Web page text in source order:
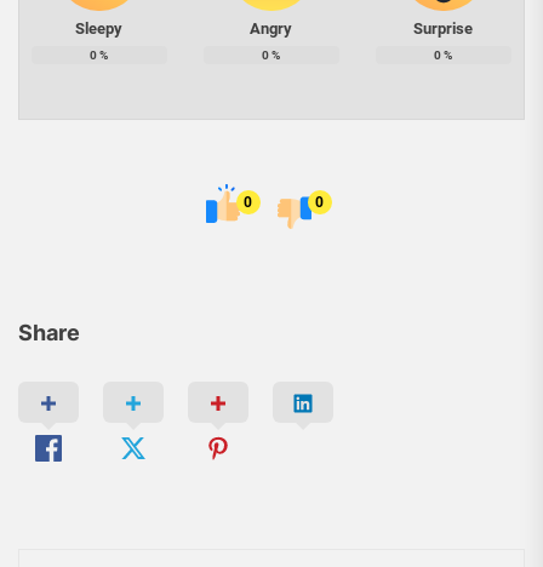
Share
Sleepy
0%
Angry
0%
Surprise
0%
0 0